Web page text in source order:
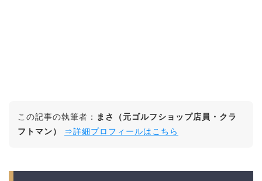
この記事の執筆者：
まさ（元ゴルフショップ店員・クラ
フトマン）
⇒詳細プロフィールはこちら